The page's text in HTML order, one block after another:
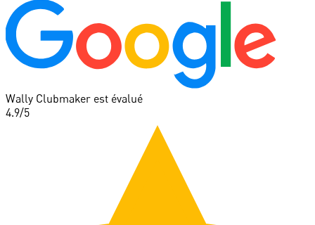
Wally Clubmaker est évalué
4.9/5